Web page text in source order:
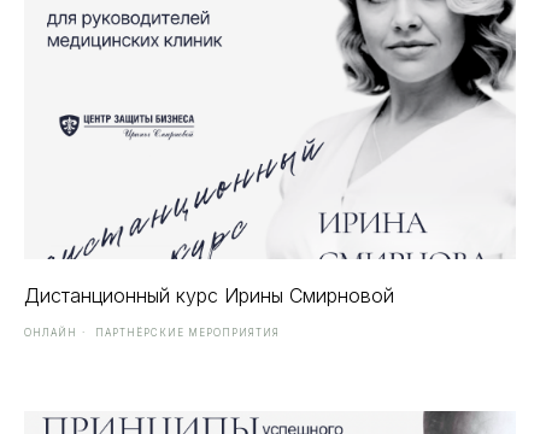
Дистанционный курс Ирины Смирновой
ОНЛАЙН ПАРТНЁРСКИЕ МЕРОПРИЯТИЯ